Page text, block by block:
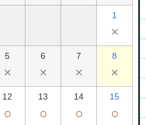
1
×
5
×
6
×
7
×
8
×
12
○
13
○
14
○
15
○